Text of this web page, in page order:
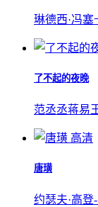
琳德西·冯塞
了不起的夜晚
范丞丞蒋易
高清
唐璜
约瑟夫·高登